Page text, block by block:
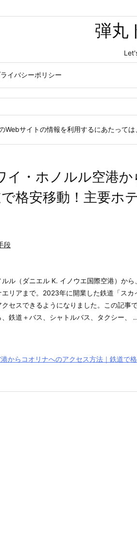
弾丸
イバシーポリシー
Webサイトの情報を利用するにあたっては、
イ・ホノルル空港
格安移動！主要ホ
段
ル（ダニエル K. イノウエ国際空港）か
エリアまで。2023年に開業した鉄道「スカ
セスできるようになりました。この記事
、鉄道＋バス、シャトルバス、タクシー、
からコオリナへのアクセス方法｜鉄道で